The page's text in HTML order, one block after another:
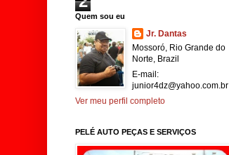
Quem sou eu
Jr. Dantas
Mossoró, Rio Grande do
Norte, Brazil
E-mail:
junior4dz@yahoo.com.br
Ver meu perfil completo
PELÉ AUTO PEÇAS E SERVIÇOS